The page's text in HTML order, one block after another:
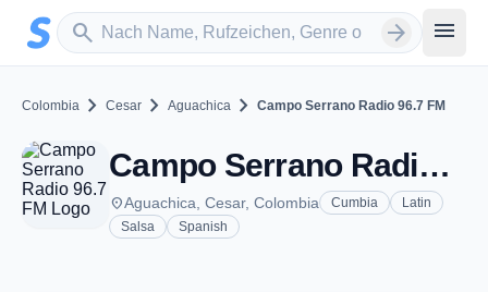
Zum Hauptinhalt springen
search
Sender suchen arrow_forward menu
Colombia chevron_right Cesar chevron_right Aguachica chevron_right Campo Serrano Radio 96.7 FM
Campo Serrano Radio 96.7 FM - FM 96.7 - Aguachica
placeAguachica, Cesar, Colombia Cumbia
Latin
Salsa
Spanish